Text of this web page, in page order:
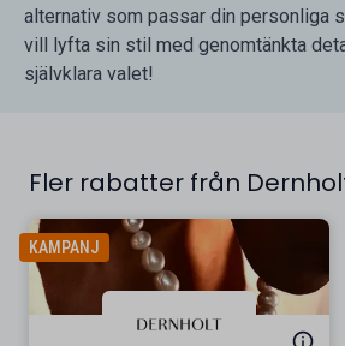
alternativ som passar din personliga
vill lyfta sin stil med genomtänkta
självklara valet!
Fler rabatter från
KAMPANJ